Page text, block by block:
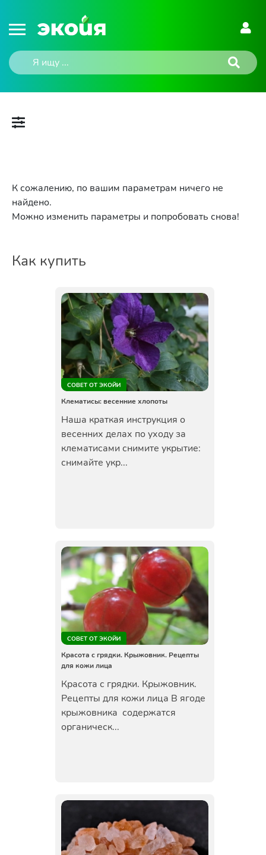
К сожалению, по вашим параметрам ничего не
найдено.
Можно изменить параметры и попробовать снова!
Как купить
СОВЕТ ОТ ЭКОЙИ
Клематисы: весенние хлопоты
Наша краткая инструкция о
весенних делах по уходу за
клематисами снимите укрытие:
снимайте укр...
СОВЕТ ОТ ЭКОЙИ
Красота с грядки. Крыжовник. Рецепты
для кожи лица
Красота с грядки. Крыжовник.
Рецепты для кожи лица В ягоде
крыжовника содержатся
органическ...